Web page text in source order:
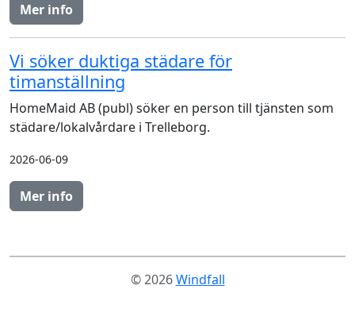
Mer info
Vi söker duktiga städare för
timanställning
HomeMaid AB (publ) söker en person till tjänsten som
städare/lokalvårdare i Trelleborg.
2026-06-09
Mer info
© 2026Windfall